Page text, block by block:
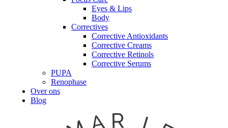
Eyes & Lips
Body
Correctives
Corrective Antioxidants
Corrective Creams
Corrective Retinols
Corrective Serums
PUPA
Renophase
Over ons
Blog